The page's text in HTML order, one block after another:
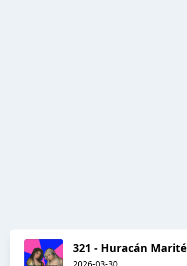
321 - Huracán Marité